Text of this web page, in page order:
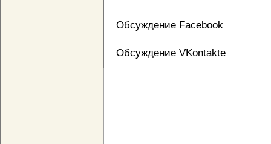
Обсуждение Facebook
Обсуждение VKontakte